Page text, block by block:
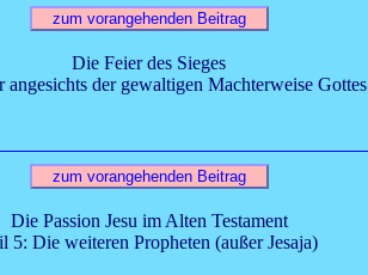
Die Feier des Sieges
angesichts der gewaltigen Machterweise Gottes
Die Passion Jesu im Alten Testament
5: Die weiteren Propheten (außer Jesaja)